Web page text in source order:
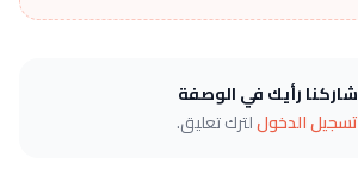
شاركنا رأيك في الوصفة
تسجيل الدخوللترك تعليق.